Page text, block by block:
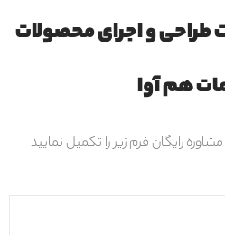
طراحی و اجرای محصولات
هم آوا
رایگان فرم زیر را تکمیل نمایید